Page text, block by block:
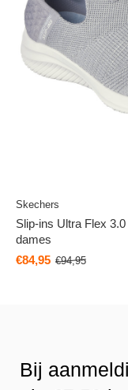
Skechers
Slip-ins Ultra Flex
dames
€84,95 €94,95
Bij